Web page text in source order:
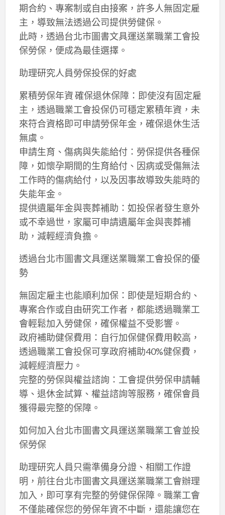
期合約、專案制或自由接案，許多人無固定雇
主，導致無法透過公司提供勞健保。
此時，透過台北市圖書文具運送業職業工會投
保勞保，便成為最佳選擇。
助理研究人員勞保投保的好處
累積勞保年資 確保退休保障：即使沒有固定雇
主，透過職業工會投保仍可穩定累積年資，未
來符合資格即可申請勞保年金，確保退休生活
無虞。
申請生育、傷病與失能給付：勞保提供各種保
障，如懷孕期間的生育給付、因病或受傷無法
工作時的傷病給付，以及因事故導致失能時的
失能年金。
提供遺屬年金與喪葬補助：如投保者發生意外
或不幸過世，家屬可申請遺屬年金與喪葬補
助，減輕經濟負擔。
透過台北市圖書文具運送業職業工會投保的優
勢
無固定雇主也能順利加保：即使是短期合約、
專案合作或自由研究工作者，都能透過職業工
會輕鬆加入勞健保，確保權益不受影響。
政府補助健保費用：自行加保健保費用較高，
透過職業工會投保可享政府補助40%健保費，
減輕經濟壓力。
完整的勞保與權益諮詢：工會提供勞保申請輔
導、退休金試算、權益諮詢等服務，確保會員
獲得最完整的保障。
如何加入台北市圖書文具運送業職業工會並投
保勞保
助理研究人員只需準備身分證、相關工作證
明，前往台北市圖書文具運送業職業工會辦理
加入，即可享有完整的勞健保保障。職業工會
不僅能確保您的勞保年資不中斷，還能讓您在